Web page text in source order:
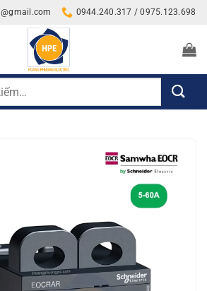
0944.240.317 / 0975.123.698